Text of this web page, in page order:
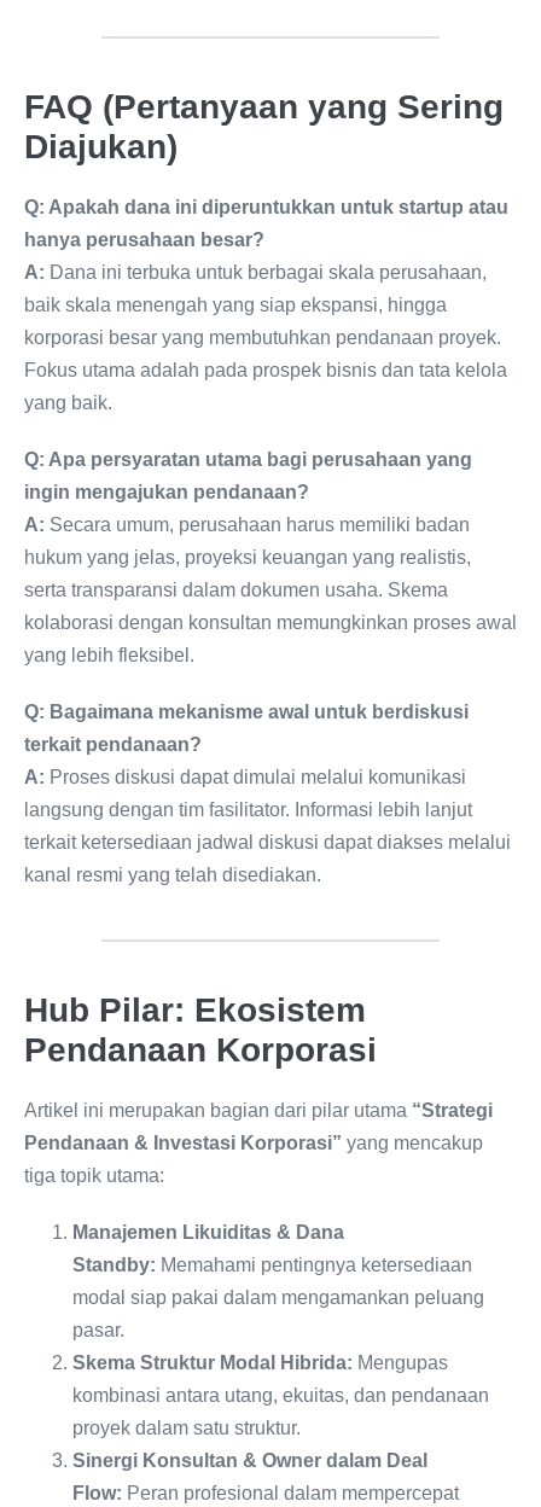
FAQ (Pertanyaan yang Sering
Diajukan)
Q: Apakah dana ini diperuntukkan untuk startup atau
hanya perusahaan besar?
A: Dana ini terbuka untuk berbagai skala perusahaan,
baik skala menengah yang siap ekspansi, hingga
korporasi besar yang membutuhkan pendanaan proyek.
Fokus utama adalah pada prospek bisnis dan tata kelola
yang baik.
Q: Apa persyaratan utama bagi perusahaan yang
ingin mengajukan pendanaan?
A: Secara umum, perusahaan harus memiliki badan
hukum yang jelas, proyeksi keuangan yang realistis,
serta transparansi dalam dokumen usaha. Skema
kolaborasi dengan konsultan memungkinkan proses awal
yang lebih fleksibel.
Q: Bagaimana mekanisme awal untuk berdiskusi
terkait pendanaan?
A: Proses diskusi dapat dimulai melalui komunikasi
langsung dengan tim fasilitator. Informasi lebih lanjut
terkait ketersediaan jadwal diskusi dapat diakses melalui
kanal resmi yang telah disediakan.
Hub Pilar: Ekosistem
Pendanaan Korporasi
Artikel ini merupakan bagian dari pilar utama “Strategi
Pendanaan & Investasi Korporasi” yang mencakup
tiga topik utama:
Manajemen Likuiditas & Dana
Standby: Memahami pentingnya ketersediaan
modal siap pakai dalam mengamankan peluang
pasar.
Skema Struktur Modal Hibrida: Mengupas
kombinasi antara utang, ekuitas, dan pendanaan
proyek dalam satu struktur.
Sinergi Konsultan & Owner dalam Deal
Flow: Peran profesional dalam mempercepat